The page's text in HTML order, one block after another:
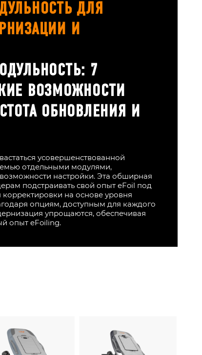
ДЛЯ
И
7
ВОЗМОЖНОСТИ
ОБНОВЛЕНИЯ И
усовершенствованной
отдельными модулями,
настройки. Эта обширная
подстраивать свой опыт eFoil под
на основе уровня
опциям, доступным для каждого
упрощаются, обеспечивая
опыт eFoiling.